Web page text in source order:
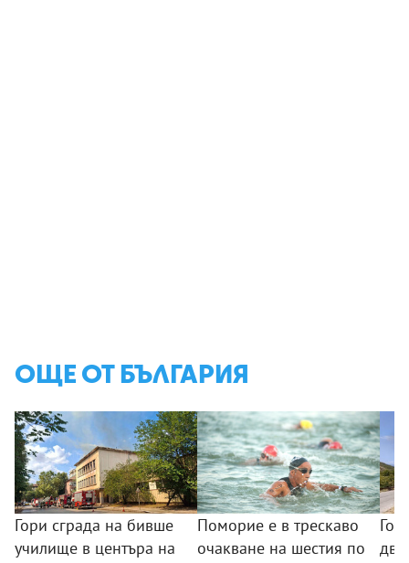
ОЩЕ ОТ БЪЛГАРИЯ
Гори сграда на бивше
училище в центъра на
Поморие е в трескаво
очакване на шестия по